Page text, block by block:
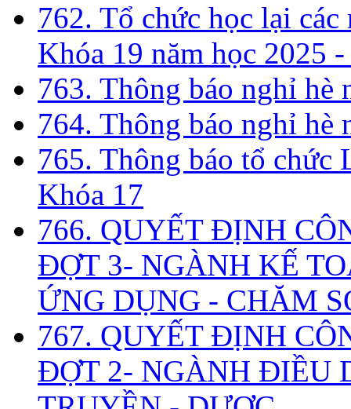
762. Tổ chức học lại
Khóa 19 năm học 2025
763. Thông báo nghỉ hè
764. Thông báo nghỉ hè
765. Thông báo tổ chức
Khóa 17
766. QUYẾT ĐỊNH
ĐỢT 3- NGÀNH KẾ
ỨNG DỤNG - CHĂM
767. QUYẾT ĐỊNH
ĐỢT 2- NGÀNH ĐIỀU